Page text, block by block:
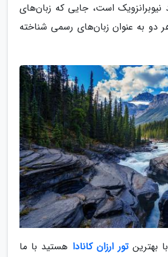
نیوبرانزویک است، جایی که زبان‌های
دو به عنوان زبان‌های رسمی شناخته
بهترینتور ارزان کانادا هستید با ما